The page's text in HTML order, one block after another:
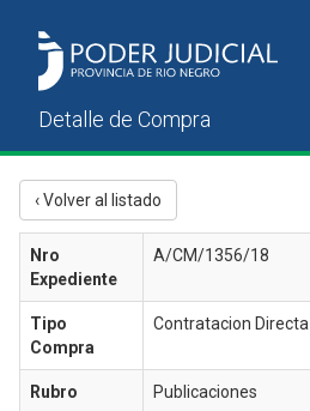
‹ Volver al listado
Nro
Expediente
A/CM/1356/18
Tipo
Compra
Contratacion Directa
Rubro Publicaciones